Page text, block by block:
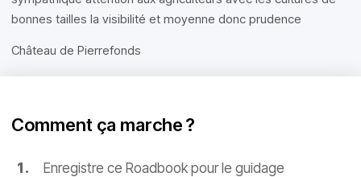
bonnes tailles la visibilité et moyenne donc prudence
Château de Pierrefonds
Comment ça marche ?
Enregistre ce Roadbook pour le guidage